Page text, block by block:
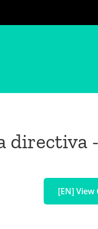
directiva
[EN]